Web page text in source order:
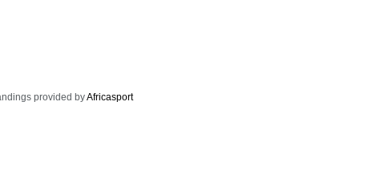
provided byAfricasport